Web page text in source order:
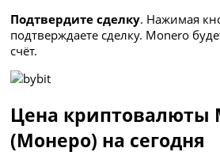
Подтвердите сделку. Нажимая
подтверждаете сделку. Monero
счёт.
Цена криптовалюты
(Монеро) на сегодня